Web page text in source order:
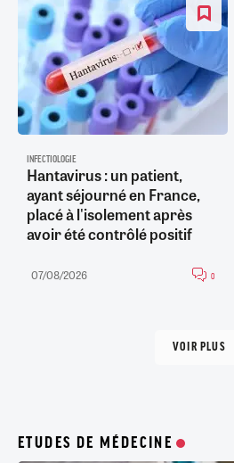
INFECTIOLOGIE
Hantavirus : un patient,
ayant séjourné en France,
placé à l'isolement après
avoir été contrôlé positif
07/08/2026 0
VOIR PLUS
ETUDES DE MÉDECINE